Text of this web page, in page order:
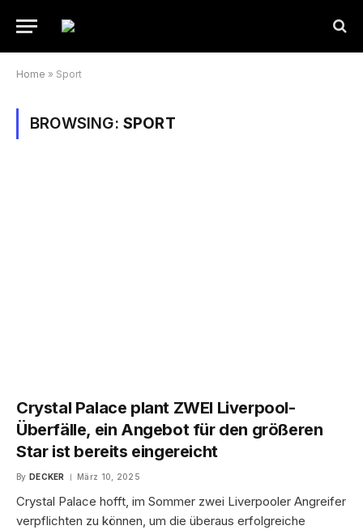
Home » Sport
BROWSING: SPORT
Crystal Palace plant ZWEI Liverpool-
Überfälle, ein Angebot für den größeren
Star ist bereits eingereicht
By DECKER März 10, 2025
Crystal Palace hofft, im Sommer zwei Liverpooler Angreifer
verpflichten zu können, um die überaus erfolgreiche